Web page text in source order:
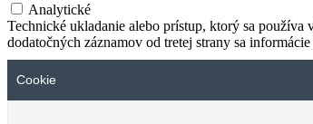
Analytické
Technické ukladanie alebo prístup, ktorý sa
dodatočných záznamov od tretej strany sa
Cookie